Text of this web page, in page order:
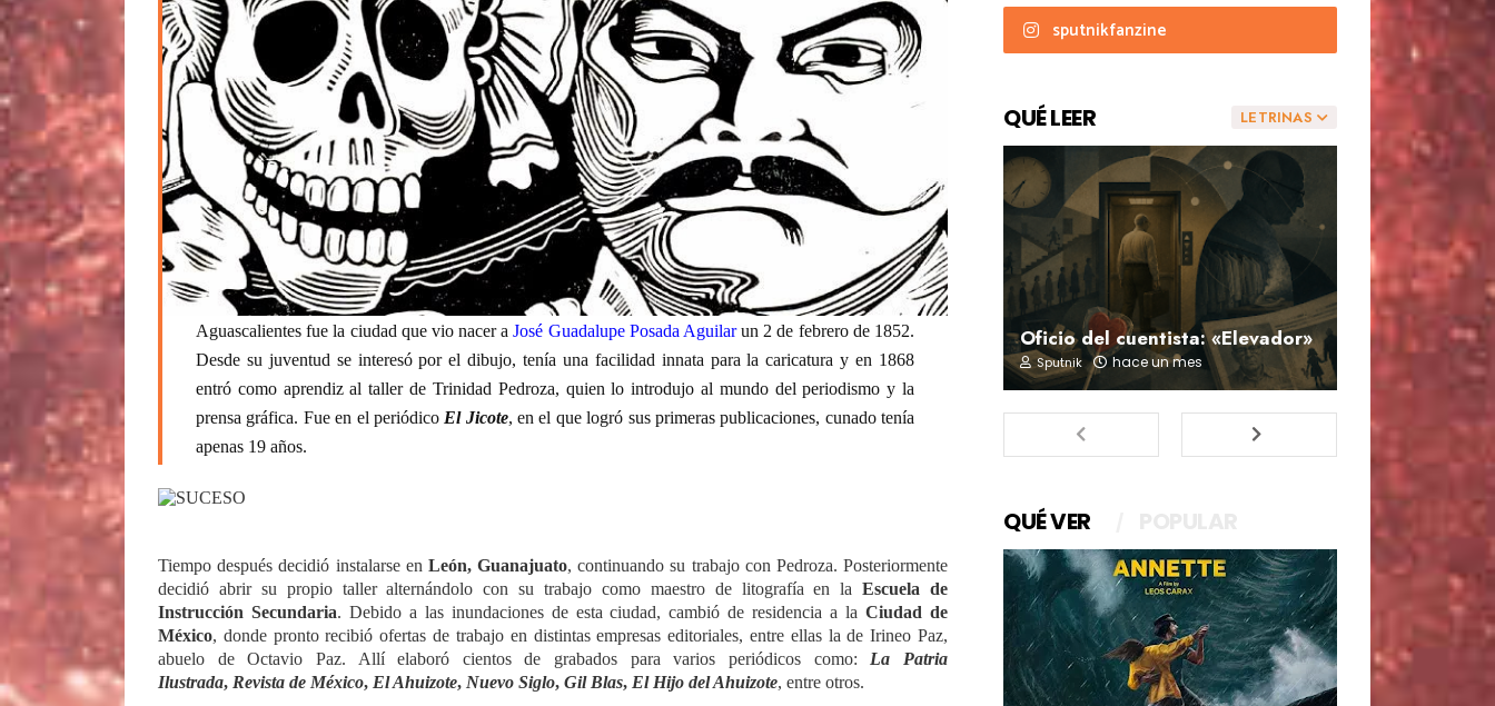
Aguascalientes fue la ciudad que vio nacer aJosé Guadalupe Posada Aguilarun 2 de febrero de 1852.
Desde su juventud se interesó por el dibujo, tenía una facilidad innata para la caricatura y en 1868
entró como aprendiz al taller de Trinidad Pedroza, quien lo introdujo al mundo del periodismo y la
prensa gráfica. Fue en el periódico El Jicote, en el que logró sus primeras publicaciones, cunado tenía
apenas 19 años.
Tiempo después decidió instalarse en León, Guanajuato, continuando su trabajo con Pedroza. Posteriormente
decidió abrir su propio taller alternándolo con su trabajo como maestro de litografía en laEscuela de
Instrucción Secundaria. Debido a las inundaciones de esta ciudad, cambió de residencia a laCiudad de
México, donde pronto recibió ofertas de trabajo en distintas empresas editoriales, entre ellas la de Irineo Paz,
abuelo de Octavio Paz. Allí elaboró cientos de grabados para varios periódicos como:
La Patria
Ilustrada, Revista de México, El Ahuizote, Nuevo Siglo, Gil Blas, El Hijo del Ahuizote, entre otros.
sputnikfanzine
LETRINAS
QUÉ LEER
Oficio del cuentista: «Elevador»
Sputnik hace un mes
QUÉ VER